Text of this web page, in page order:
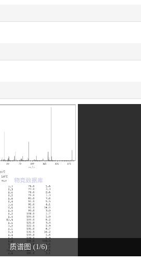
质谱图 (1/6)